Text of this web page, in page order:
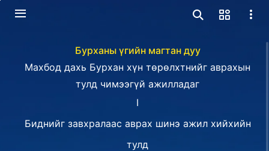
Бурханы үгийн магтан дуу
Махбод дахь Бурхан хүн төрөлхтнийг аврахын
тулд чимээгүй ажилладаг
Ⅰ
Биднийг завхралаас аврах шинэ ажил хийхийн
тулд